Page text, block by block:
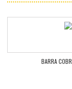
BARRA